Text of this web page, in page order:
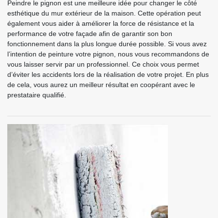
Peindre le pignon est une meilleure idée pour changer le côté
esthétique du mur extérieur de la maison. Cette opération peut
également vous aider à améliorer la force de résistance et la
performance de votre façade afin de garantir son bon
fonctionnement dans la plus longue durée possible. Si vous avez
l’intention de peinture votre pignon, nous vous recommandons de
vous laisser servir par un professionnel. Ce choix vous permet
d’éviter les accidents lors de la réalisation de votre projet. En plus
de cela, vous aurez un meilleur résultat en coopérant avec le
prestataire qualifié.